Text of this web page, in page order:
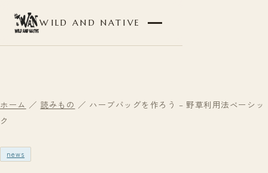
WILD AND NATIVE
ホーム ／ 読みもの ／ ハーブバッグを作ろう – 野草利用法ベーシッ
ク
news